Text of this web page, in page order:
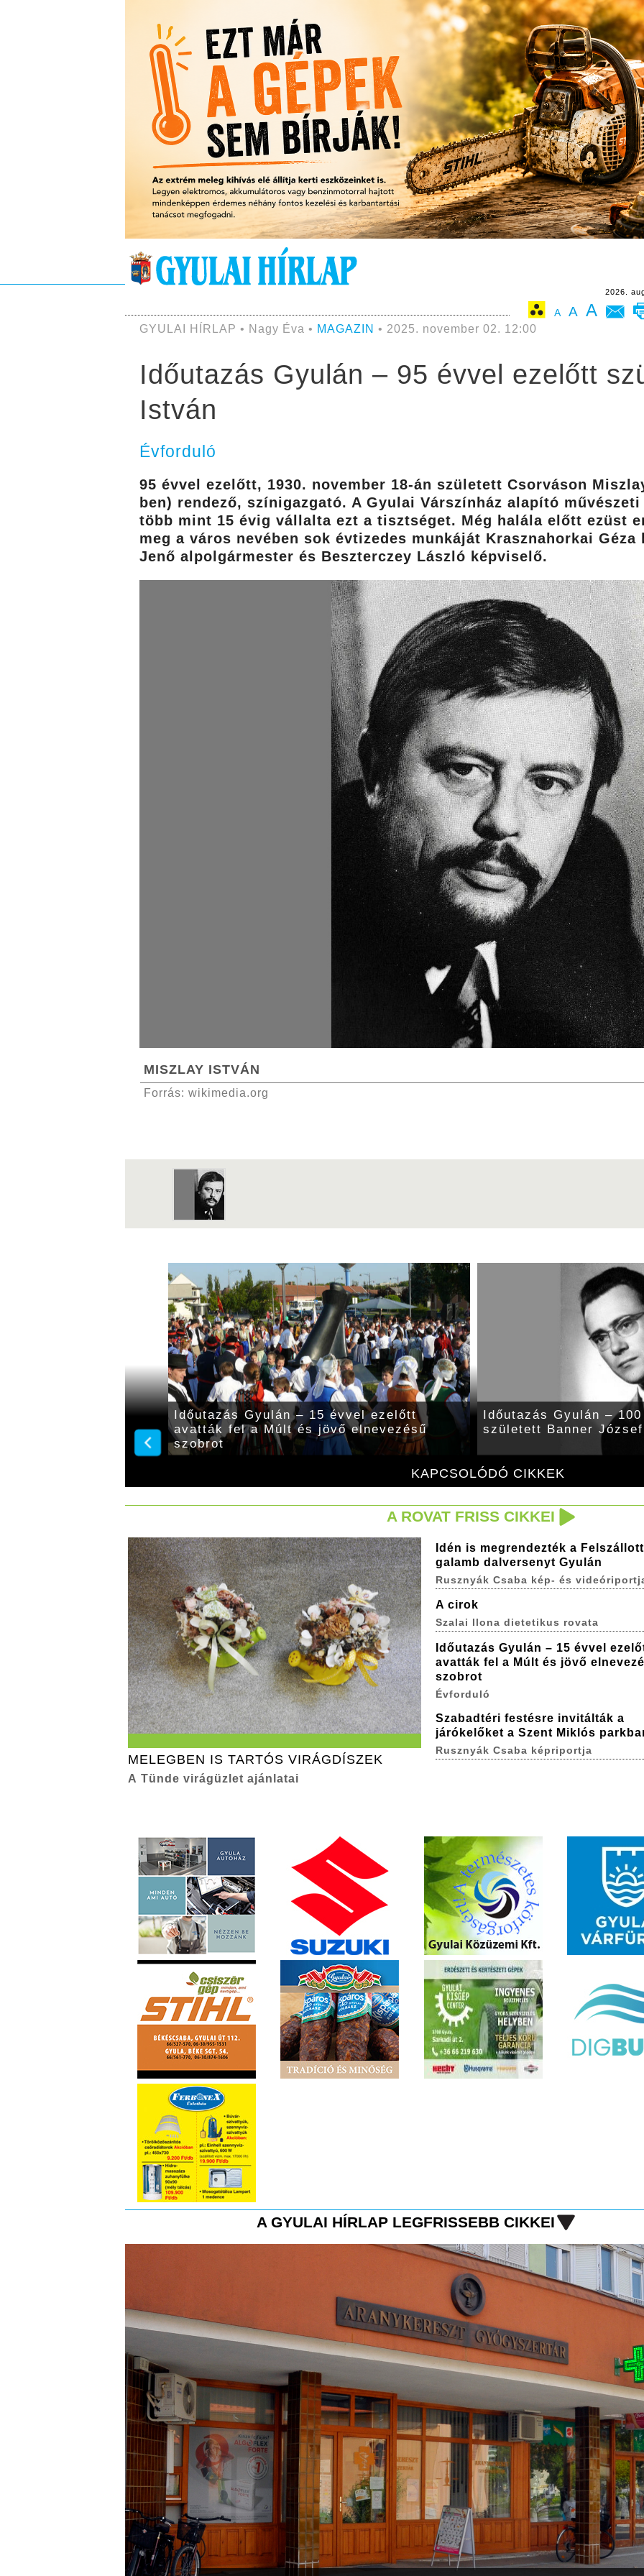
2026.
A A A
GYULAI HÍRLAP • Nagy Éva • MAGAZIN • 2025. november 02. 12:00
Időutazás Gyulán – 95 évvel ezelőtt
István
Évforduló
95 évvel ezelőtt, 1930. november 18-án született Csorváson
ben) rendező, színigazgató. A Gyulai Várszínház alapító
több mint 15 évig vállalta ezt a tisztséget. Még halála előtt ezüst
meg a város nevében sok évtizedes munkáját Krasznahorkai
Jenő alpolgármester és Beszterczey László képviselő.
MISZLAY ISTVÁN
Forrás: wikimedia.org
KAPCSOLÓDÓ CIKKEK
évvel ezelőtt adtak
Időutazás Gyulán – 15 évvel ezelőtt
avatták fel a Múlt és jövő elnevezésű
szobrot
Időutazás Gyulán –
született Banner József
A ROVAT FRISS CIKKEI
MELEGBEN IS TARTÓS VIRÁGDÍSZEK
A Tünde virágüzlet ajánlatai
Idén is megrendezték a
galamb dalversenyt Gyulán
Rusznyák Csaba kép- és
A cirok
Szalai Ilona dietetikus rovata
Időutazás Gyulán – 15 évvel
avatták fel a Múlt és jövő
szobrot
Évforduló
Szabadtéri festésre invitálták a
járókelőket a Szent Miklós
Rusznyák Csaba képriportja
A GYULAI HÍRLAP LEGFRISSEBB CIKKEI